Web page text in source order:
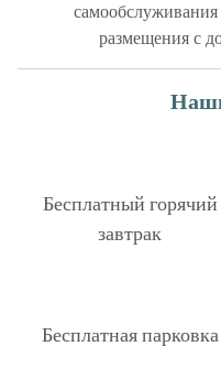
размещения с
Бесплатный горячий
завтрак
Бесплатная парковка